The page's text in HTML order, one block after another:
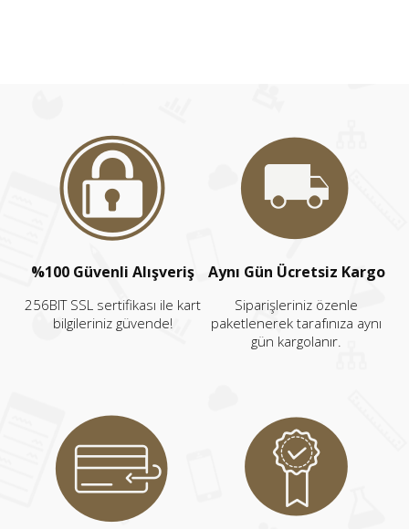
%100 Güvenli Alışveriş
256BIT SSL sertifikası ile kart
bilgileriniz güvende!
Aynı Gün Ücretsiz Kargo
Siparişleriniz özenle
paketlenerek tarafınıza aynı
gün kargolanır.